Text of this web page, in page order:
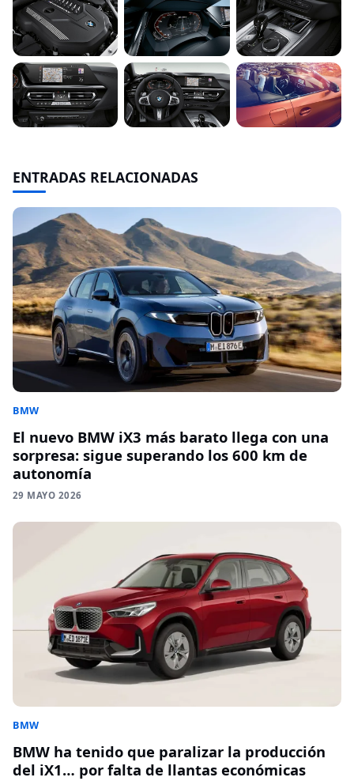
ENTRADAS RELACIONADAS
BMW
El nuevo BMW iX3 más barato llega con una
sorpresa: sigue superando los 600 km de
autonomía
29 MAYO 2026
BMW
BMW ha tenido que paralizar la producción
del iX1… por falta de llantas económicas